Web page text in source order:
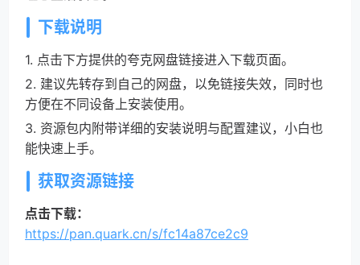
下载说明
1. 点击下方提供的夸克网盘链接进入下载页面。
2. 建议先转存到自己的网盘，以免链接失效，同时也
方便在不同设备上安装使用。
3. 资源包内附带详细的安装说明与配置建议，小白也
能快速上手。
获取资源链接
点击下载：
https://pan.quark.cn/s/fc14a87ce2c9